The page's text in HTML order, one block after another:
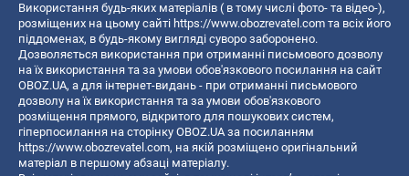
Використання будь-яких матеріалів ( в тому числі фото- та відео-),
розміщених на цьому сайті https://www.obozrevatel.com та всіх його
піддоменах, в будь-якому вигляді суворо заборонено.
Дозволяється використання при отриманні письмового дозволу
на їх використання та за умови обов'язкового посилання на сайт
OBOZ.UA, а для інтернет-видань - при отриманні письмового
дозволу на їх використання та за умови обов'язкового
розміщення прямого, відкритого для пошукових систем,
гіперпосилання на сторінку OBOZ.UA за посиланням
https://www.obozrevatel.com, на якій розміщено оригінальний
матеріал в першому абзаці матеріалу.